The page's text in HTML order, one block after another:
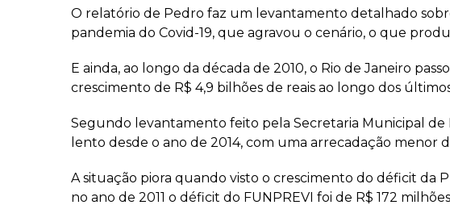
O relatório de Pedro faz um levantamento detalhado
pandemia do Covid-19, que agravou o cenário, o que
E ainda, ao longo da década de 2010, o Rio de Janeiro
crescimento de R$ 4,9 bilhões de reais ao longo dos últimos
Segundo levantamento feito pela Secretaria Municipal
lento desde o ano de 2014, com uma arrecadação menor
A situação piora quando visto o crescimento do déficit da
no ano de 2011 o déficit do FUNPREVI foi de R$ 172